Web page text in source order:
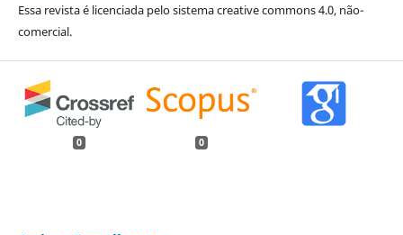
Essa revista é licenciada pelo sistema creative commons 4.0, não-
comercial.
0 0